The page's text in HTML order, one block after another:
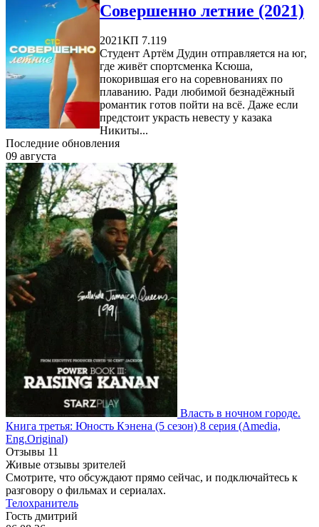
Совершенно летние (2021)
2021КП 7.119
Студент Артём Дудин отправляется на юг,
где живёт спортсменка Ксюша,
покорившая его на соревнованиях по
плаванию. Ради любимой безнадёжный
романтик готов пойти на всё. Даже если
предстоит украсть невесту у казака
Никиты...
Последние обновления
09 августа
Власть в ночном городе.
Книга третья: Юность Кэнена (5 сезон) 8 серия (Amedia,
Eng.Original)
Отзывы 11
Живые отзывы зрителей
Смотрите, что обсуждают прямо сейчас, и подключайтесь к
разговору о фильмах и сериалах.
Телохранитель
Гость дмитрий